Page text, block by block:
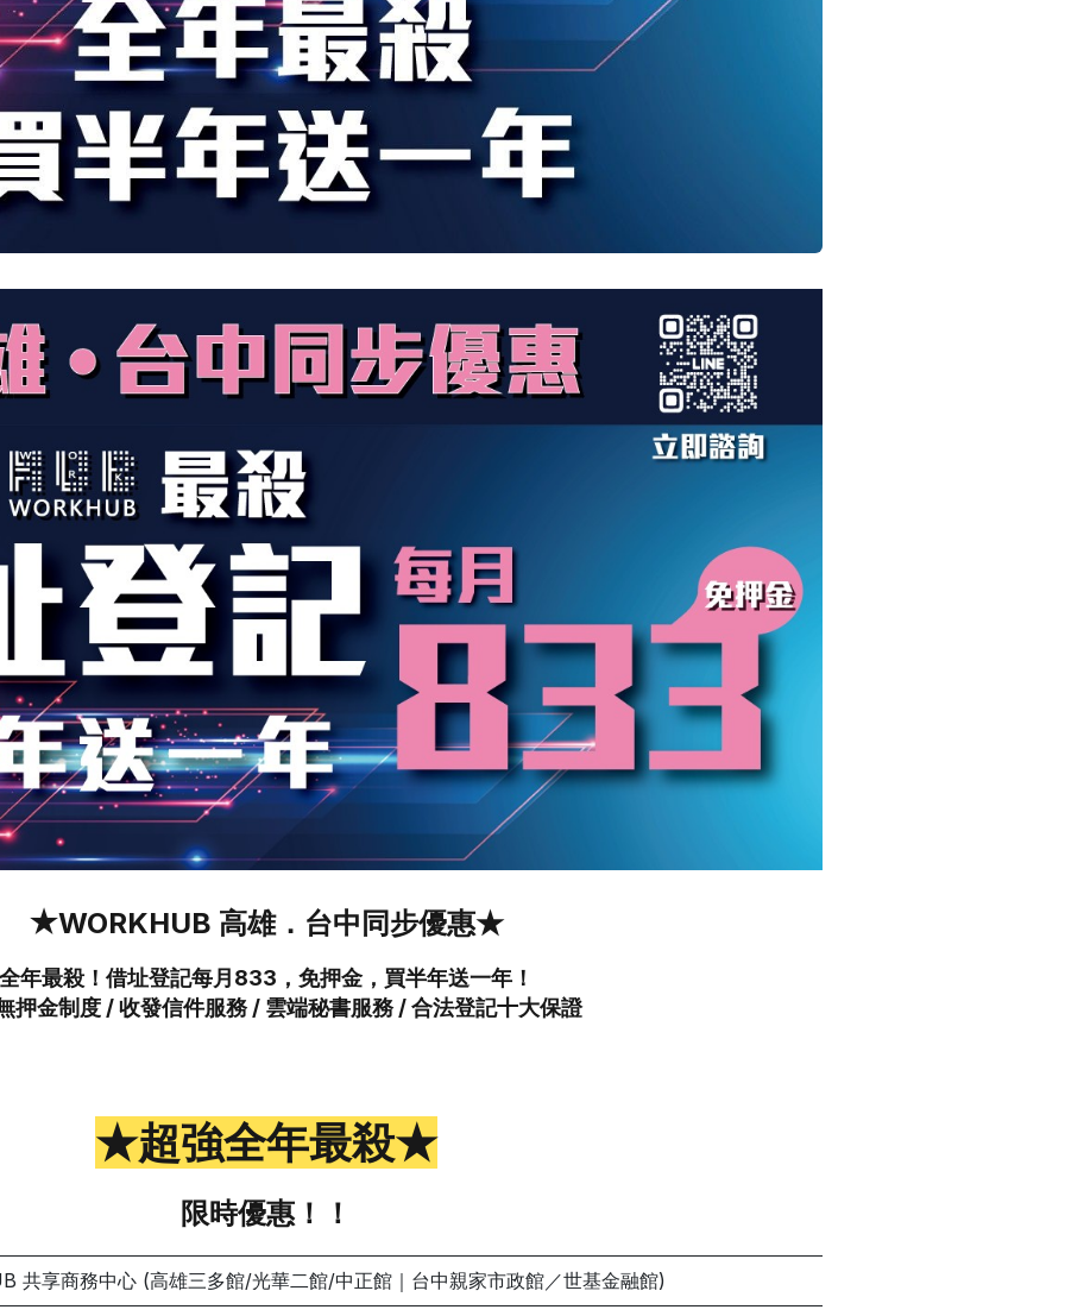
★WORKHUB 高雄．台中同步優惠★
全年最殺！借址登記每月833，免押金，買半年送一年！
押金制度 / 收發信件服務 / 雲端秘書服務 / 合法登記十大保證
★超強全年最殺★
限時優惠！！
共享商務中心 (高雄三多館/光華二館/中正館｜台中親家市政館／世基金融館)